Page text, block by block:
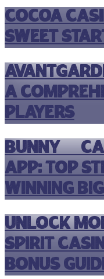
Cocoa
Sweet
A
Players
Bunny96
App: Top
Winning Big
Unlock
Spirit
Bonus